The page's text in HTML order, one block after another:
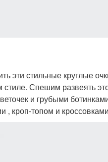
эти стильные круглые
Спешим развеять
и грубыми
кроп-топом и